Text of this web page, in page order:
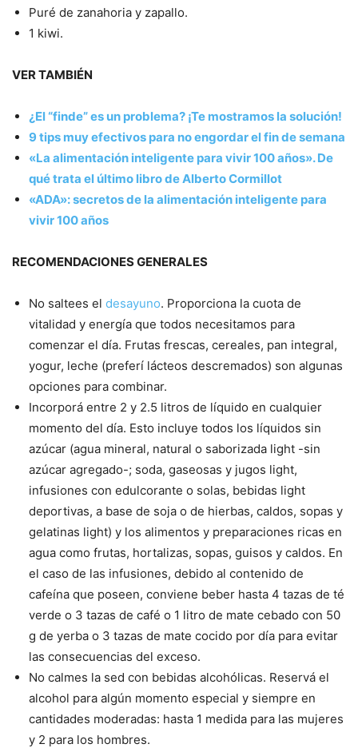
Puré de zanahoria y zapallo.
1 kiwi.
VER TAMBIÉN
¿El “finde” es un problema? ¡Te mostramos la solución!
9 tips muy efectivos para no engordar el fin de semana
«La alimentación inteligente para vivir 100 años». De
qué trata el último libro de Alberto Cormillot
«ADA»: secretos de la alimentación inteligente para
vivir 100 años
RECOMENDACIONES GENERALES
No saltees el desayuno. Proporciona la cuota de
vitalidad y energía que todos necesitamos para
comenzar el día. Frutas frescas, cereales, pan integral,
yogur, leche (preferí lácteos descremados) son algunas
opciones para combinar.
Incorporá entre 2 y 2.5 litros de líquido en cualquier
momento del día. Esto incluye todos los líquidos sin
azúcar (agua mineral, natural o saborizada light -sin
azúcar agregado-; soda, gaseosas y jugos light,
infusiones con edulcorante o solas, bebidas light
deportivas, a base de soja o de hierbas, caldos, sopas y
gelatinas light) y los alimentos y preparaciones ricas en
agua como frutas, hortalizas, sopas, guisos y caldos. En
el caso de las infusiones, debido al contenido de
cafeína que poseen, conviene beber hasta 4 tazas de té
verde o 3 tazas de café o 1 litro de mate cebado con 50
g de yerba o 3 tazas de mate cocido por día para evitar
las consecuencias del exceso.
No calmes la sed con bebidas alcohólicas. Reservá el
alcohol para algún momento especial y siempre en
cantidades moderadas: hasta 1 medida para las mujeres
y 2 para los hombres.